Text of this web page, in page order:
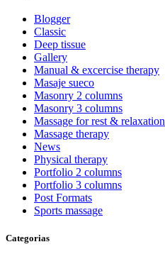
Blogger
Classic
Deep tissue
Gallery
Manual & excercise therapy
Masaje sueco
Masonry 2 columns
Masonry 3 columns
Massage for rest & relaxation
Massage therapy
News
Physical therapy
Portfolio 2 columns
Portfolio 3 columns
Post Formats
Sports massage
Categorias